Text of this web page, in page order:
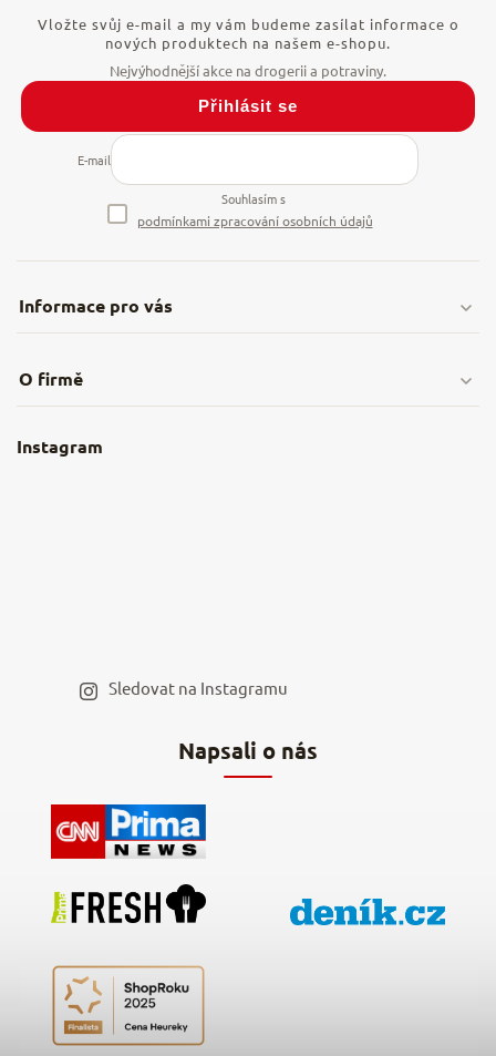
Informace pro vás
Obchodní podmínky
Nejčastější dotazy
Vložte svůj e-mail a my vám budeme zasílat informace o
nových produktech na našem e-shopu.
E-mail
Souhlasím s
podmínkami zpracování osobních údajů
Přihlásit se
Napsali o nás
Instagram
Sledovat na Instagramu
O firmě
Hodnocení obchodu